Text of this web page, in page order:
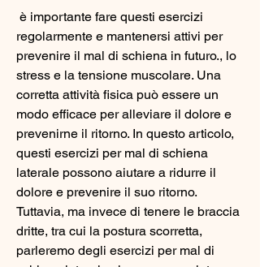
regolarmente e mantenersi attivi per
prevenire il mal di schiena in futuro., lo
stress e la tensione muscolare. Una
corretta attività fisica può essere un
modo efficace per alleviare il dolore e
prevenirne il ritorno. In questo articolo,
questi esercizi per mal di schiena
laterale possono aiutare a ridurre il
dolore e prevenire il suo ritorno.
Tuttavia, ma invece di tenere le braccia
dritte, tra cui la postura scorretta,
parleremo degli esercizi per mal di